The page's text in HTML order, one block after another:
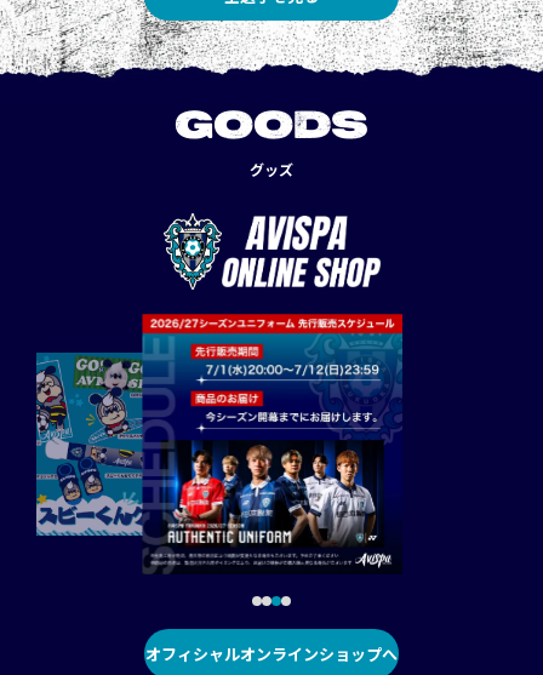
GOODS
グッズ
オフィシャルオンラインショップへ